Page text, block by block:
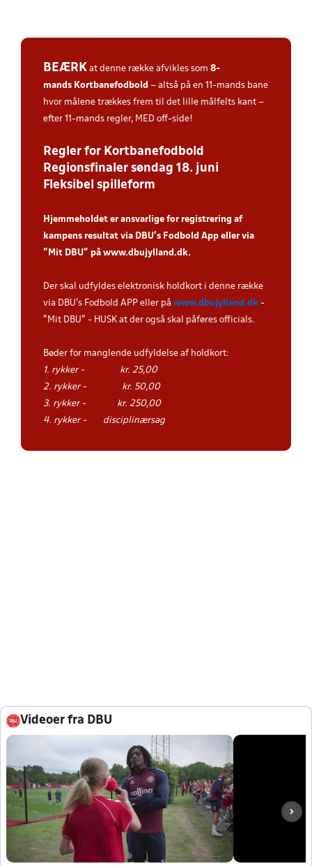
BEÆRK at denne række afvikles som 8-
mands Kortbanefodbold – altså på en 11-mands bane
hvor målene trækkes frem til det lille målfelts kant –
efter 11-mands regler, MED off-side!
Regler for Kortbanefodbold
Regionsfinaler søndag 18. juni
Fleksibel spilleform
Hjemmeholdet er ansvarlige for registrering af
kampens resultat via DBU’s Fodbold App eller via
”Mit DBU” på www.dbujylland.dk.
Der skal udfyldes elektronisk holdkort i denne række
via DBU's Fodbold APP eller på www.dbujylland.dk -
"Mit DBU" - HUSK at der også skal påføres officials.
Bøder for manglende udfyldelse af holdkort:
1. rykker - kr. 25,00
2. rykker - kr. 50,00
3. rykker - kr. 250,00
4. rykker - disciplinærsag
Videoer fra DBU